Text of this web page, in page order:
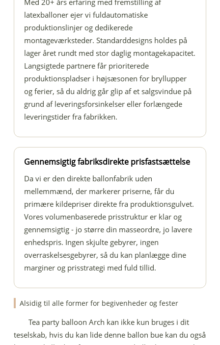
Med 20+ års erfaring med fremstilling af
latexballoner ejer vi fuldautomatiske
produktionslinjer og dedikerede
montageværksteder. Standarddesigns holdes på
lager året rundt med stor daglig montagekapacitet.
Langsigtede partnere får prioriterede
produktionspladser i højsæsonen for bryllupper
og ferier, så du aldrig går glip af et salgsvindue på
grund af leveringsforsinkelser eller forlængede
leveringstider fra fabrikken.
Gennemsigtig fabriksdirekte prisfastsættelse
Da vi er den direkte ballonfabrik uden
mellemmænd, der markerer priserne, får du
primære kildepriser direkte fra produktionsgulvet.
Vores volumenbaserede prisstruktur er klar og
gennemsigtig - jo større din masseordre, jo lavere
enhedspris. Ingen skjulte gebyrer, ingen
overraskelsesgebyrer, så du kan planlægge dine
marginer og prisstrategi med fuld tillid.
Alsidig til alle former for begivenheder og fester
Tea party balloon Arch kan ikke kun bruges i dit
teselskab, hvis du kan lide denne ballon bue kan du også